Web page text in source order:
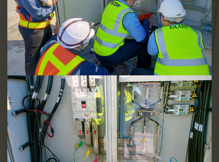
บันทึกค่าพลังงานไฟฟ้า
บันทึกค่าพลังงานไฟฟ้า